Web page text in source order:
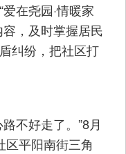
在尧园·情暖家
，及时掌握居民
纠纷，把社区打
不好走了。”8月
平阳南街三角